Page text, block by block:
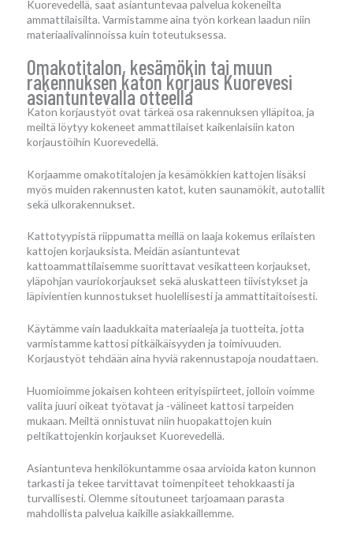
Kuorevedellä, saat asiantuntevaa palvelua kokeneilta
ammattilaisilta. Varmistamme aina työn korkean laadun niin
materiaalivalinnoissa kuin toteutuksessa.
Omakotitalon, kesämökin tai muun
rakennuksen katon korjaus Kuorevesi
asiantuntevalla otteella
Katon korjaustyöt ovat tärkeä osa rakennuksen ylläpitoa, ja
meiltä löytyy kokeneet ammattilaiset kaikenlaisiin katon
korjaustöihin Kuorevedellä.
Korjaamme omakotitalojen ja kesämökkien kattojen lisäksi
myös muiden rakennusten katot, kuten saunamökit, autotallit
sekä ulkorakennukset.
Kattotyypistä riippumatta meillä on laaja kokemus erilaisten
kattojen korjauksista. Meidän asiantuntevat
kattoammattilaisemme suorittavat vesikatteen korjaukset,
yläpohjan vauriokorjaukset sekä aluskatteen tiivistykset ja
läpivientien kunnostukset huolellisesti ja ammattitaitoisesti.
Käytämme vain laadukkaita materiaaleja ja tuotteita, jotta
varmistamme kattosi pitkäikäisyyden ja toimivuuden.
Korjaustyöt tehdään aina hyviä rakennustapoja noudattaen.
Huomioimme jokaisen kohteen erityispiirteet, jolloin voimme
valita juuri oikeat työtavat ja -välineet kattosi tarpeiden
mukaan. Meiltä onnistuvat niin huopakattojen kuin
peltikattojenkin korjaukset Kuorevedellä.
Asiantunteva henkilökuntamme osaa arvioida katon kunnon
tarkasti ja tekee tarvittavat toimenpiteet tehokkaasti ja
turvallisesti. Olemme sitoutuneet tarjoamaan parasta
mahdollista palvelua kaikille asiakkaillemme.